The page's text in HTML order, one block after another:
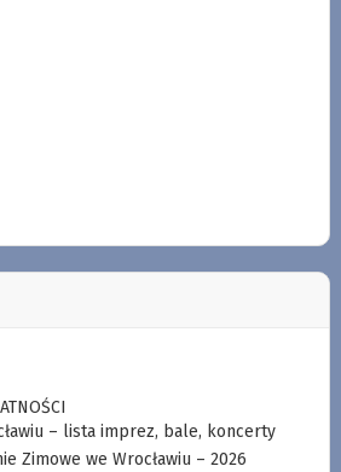
– lista imprez, bale, koncerty
Zimowe we Wrocławiu – 2026